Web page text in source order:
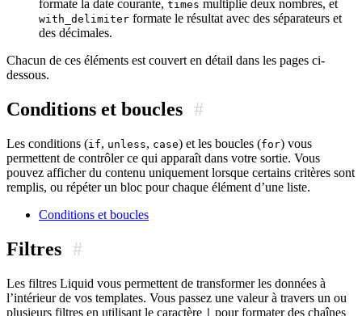
formate la date courante, times multiplie deux nombres, et
with_delimiter formate le résultat avec des séparateurs et
des décimales.
Chacun de ces éléments est couvert en détail dans les pages ci-
dessous.
Conditions et boucles #
Les conditions (if, unless, case) et les boucles (for) vous
permettent de contrôler ce qui apparaît dans votre sortie. Vous
pouvez afficher du contenu uniquement lorsque certains critères sont
remplis, ou répéter un bloc pour chaque élément d’une liste.
Conditions et boucles
Filtres #
Les filtres Liquid vous permettent de transformer les données à
l’intérieur de vos templates. Vous passez une valeur à travers un ou
plusieurs filtres en utilisant le caractère
pour formater des chaînes